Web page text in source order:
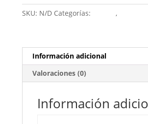
SKU: N/D Categorías: ,
Información adicional
Valoraciones (0)
Información